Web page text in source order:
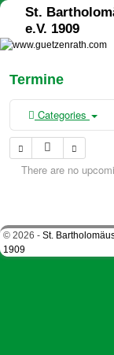
St.
e.V. 1909
Termine
Categories
There are no
© 2026 - St.
1909